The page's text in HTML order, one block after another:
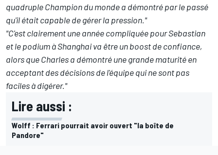
quadruple Champion du monde a démontré par le passé
qu'il était capable de gérer la pression."
"C'est clairement une année compliquée pour Sebastian
et le podium à Shanghai va être un boost de confiance,
alors que Charles a démontré une grande maturité en
acceptant des décisions de l'équipe qui ne sont pas
faciles à digérer."
Lire aussi :
Wolff : Ferrari pourrait avoir ouvert "la boîte de
Pandore"